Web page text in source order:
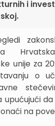
i
unije za
o
upućujući
na